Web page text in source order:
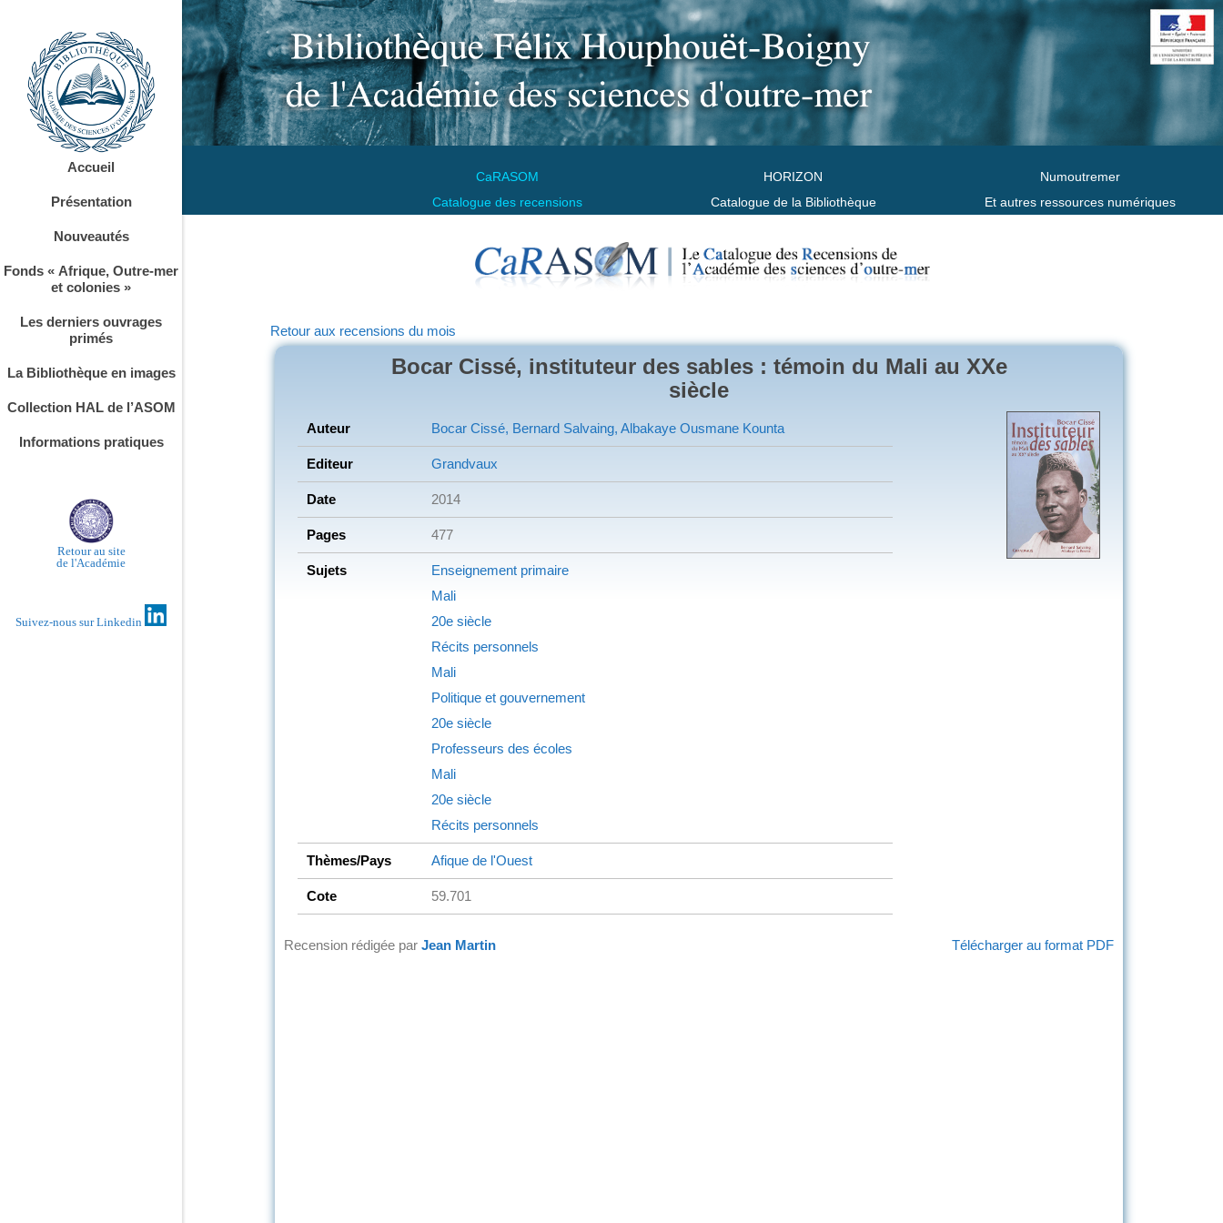
CaRASOM
Catalogue des recensions
HORIZON
Catalogue de la Bibliothèque
Numoutremer
Et autres ressources numériques
Accueil
Présentation
Nouveautés
Fonds « Afrique, Outre-mer
et colonies »
Les derniers ouvrages
primés
La Bibliothèque en images
Collection HAL de l’ASOM
Informations pratiques
Retour au site
de l'Académie
Suivez-nous sur Linkedin
Retour aux recensions du mois
Bocar Cissé, instituteur des sables : témoin du Mali au XXe
siècle
Auteur Bocar Cissé, Bernard Salvaing, Albakaye Ousmane Kounta
Editeur Grandvaux
Date 2014
Pages 477
Sujets
Enseignement primaire
Mali
20e siècle
Récits personnels
Mali
Politique et gouvernement
20e siècle
Professeurs des écoles
Mali
20e siècle
Récits personnels
Thèmes/Pays Afique de l'Ouest
Cote 59.701
Télécharger au format PDF
Recension rédigée par Jean Martin